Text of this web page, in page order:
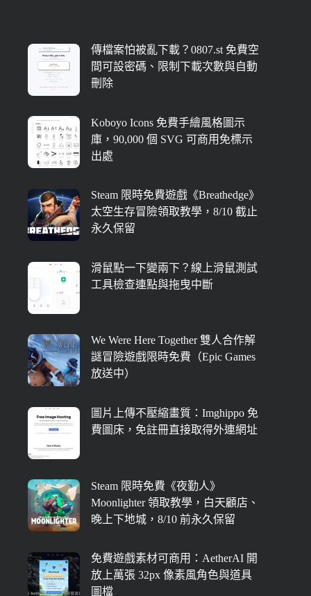
傳檔案怕被亂下載？0807.st 免費空
間可設密碼、限制下載次數與自動
刪除
Koboyo Icons 免費手繪風格圖示
庫，90,000 個 SVG 可商用免標示
出處
Steam 限時免費遊戲《Breathedge》
太空生存冒險領取教學，8/10 截止
永久保留
滑鼠點一下變兩下？線上滑鼠測試
工具檢查連點與拖曳中斷
We Were Here Together 雙人合作解
謎冒險遊戲限時免費（Epic Games
放送中）
圖片上傳不壓縮畫質：Imghippo 免
費圖床，免註冊直接取得外連網址
Steam 限時免費《夜勤人》
Moonlighter 領取教學，白天顧店、
晚上下地城，8/10 前永久保留
免費遊戲素材可商用：AetherAI 開
放上萬張 32px 像素風角色與道具
圖檔